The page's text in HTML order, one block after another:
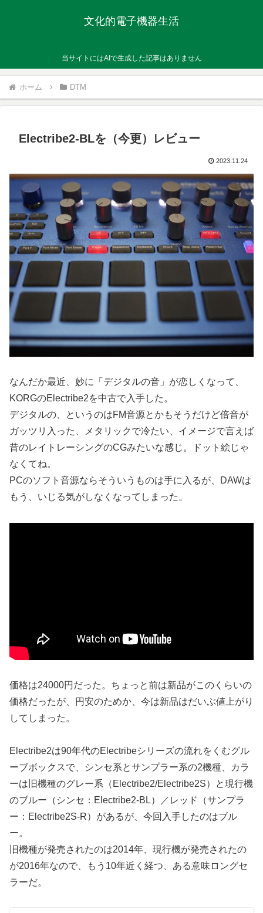
文化的電子機器生活
当サイトにはAIで生成した記事はありません
ホーム DTM
Electribe2-BLを（今更）レビュー
2023.11.24
なんだか最近、妙に「デジタルの音」が恋しくなって、
KORGのElectribe2を中古で入手した。
デジタルの、というのはFM音源とかもそうだけど倍音が
ガッツリ入った、メタリックで冷たい、イメージで言えば
昔のレイトレーシングのCGみたいな感じ。ドット絵じゃ
なくてね。
PCのソフト音源ならそういうものは手に入るが、DAWは
もう、いじる気がしなくなってしまった。
価格は24000円だった。ちょっと前は新品がこのくらいの
価格だったが、円安のためか、今は新品はだいぶ値上がり
してしまった。
Electribe2は90年代のElectribeシリーズの流れをくむグル
ーブボックスで、シンセ系とサンプラー系の2機種、カラ
ーは旧機種のグレー系（Electribe2/Electribe2S）と現行機
のブルー（シンセ：Electribe2-BL）／レッド（サンプラ
ー：Electribe2S-R）があるが、今回入手したのはブル
ー。
旧機種が発売されたのは2014年、現行機が発売されたの
が2016年なので、もう10年近く経つ、ある意味ロングセ
ラーだ。